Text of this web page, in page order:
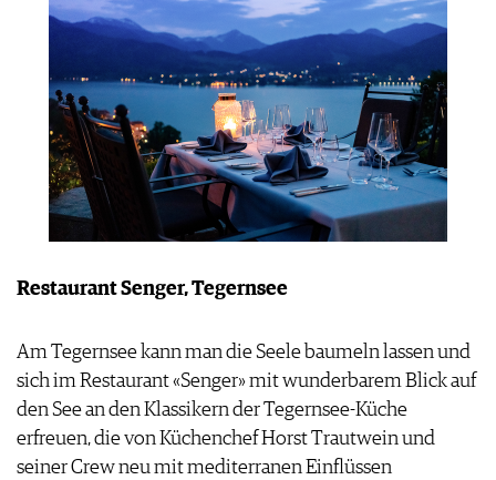
Restaurant Senger, Tegernsee
Am Tegernsee kann man die Seele baumeln lassen und
sich im Restaurant «Senger» mit wunderbarem Blick auf
den See an den Klassikern der Tegernsee-Küche
erfreuen, die von Küchenchef Horst Trautwein und
seiner Crew neu mit mediterranen Einflüssen